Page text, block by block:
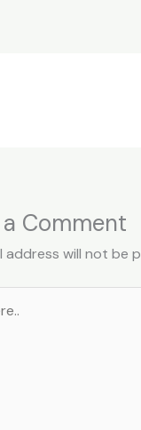
a Comment
address will not be